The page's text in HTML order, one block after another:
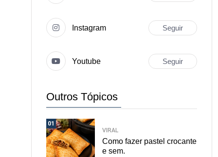
Instagram Seguir
Youtube Seguir
Outros Tópicos
01
VIRAL
Como fazer pastel crocante
e sem.